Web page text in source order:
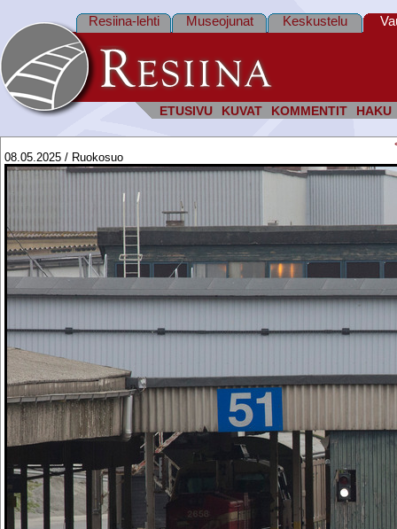
ETUSIVU KUVAT KOMMENTIT HAKU
Resiina-lehti Museojunat Keskustelu
08.05.2025 / Ruokosuo